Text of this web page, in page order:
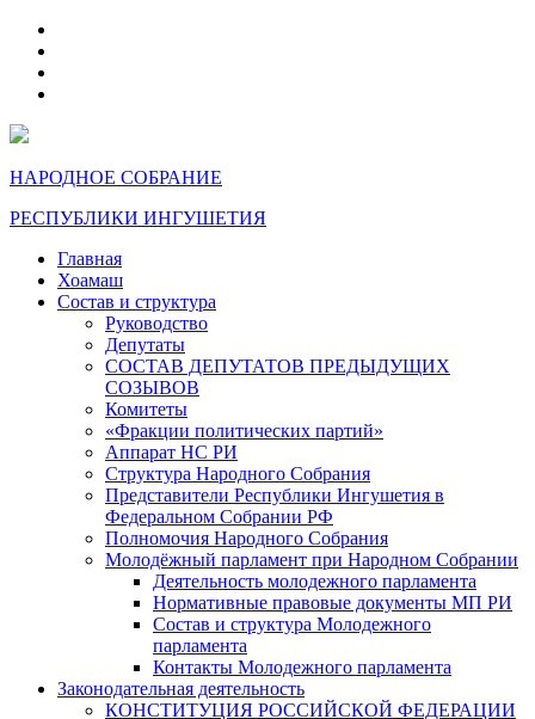
НАРОДНОЕ СОБРАНИЕ
РЕСПУБЛИКИ ИНГУШЕТИЯ
Главная
Хоамаш
Состав и структура
Руководство
Депутаты
СОСТАВ ДЕПУТАТОВ ПРЕДЫДУЩИХ
СОЗЫВОВ
Комитеты
«Фракции политических партий»
Аппарат НС РИ
Структура Народного Собрания
Представители Республики Ингушетия в
Федеральном Собрании РФ
Полномочия Народного Собрания
Молодёжный парламент при Народном Собрании
Деятельность молодежного парламента
Нормативные правовые документы МП РИ
Состав и структура Молодежного
парламента
Контакты Молодежного парламента
Законодательная деятельность
КОНСТИТУЦИЯ РОССИЙСКОЙ ФЕДЕРАЦИИ